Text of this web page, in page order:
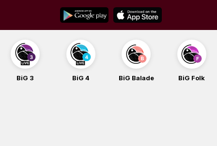
content
BiG 4 BiG Balade BiG Folk BiG iG